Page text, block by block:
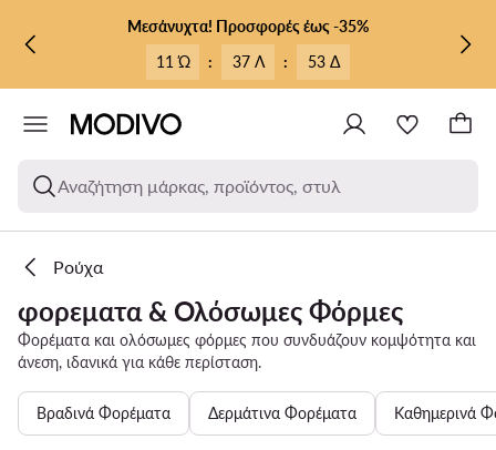
ΜΕΤΆΒΑΣΗ ΣΤΟ ΚΎΡΙΟ ΠΕΡΙΕΧΌΜΕΝΟ
ΜΕΤΆΒΑΣΗ ΣΤΗΝ ΑΝΑΖΉΤΗΣΗ
Μεσάνυχτα! Προσφορές έως -35%
11 Ώ
: 37 Λ : 51 Δ
Αναζήτηση μάρκας, προϊόντος, στυλ
Ρούχα
φορεματα & Ολόσωμες Φόρμες
Φορέματα και ολόσωμες φόρμες που συνδυάζουν κομψότητα και
άνεση, ιδανικά για κάθε περίσταση.
Βραδινά Φορέματα Δερμάτινα Φορέματα Καθημερινά